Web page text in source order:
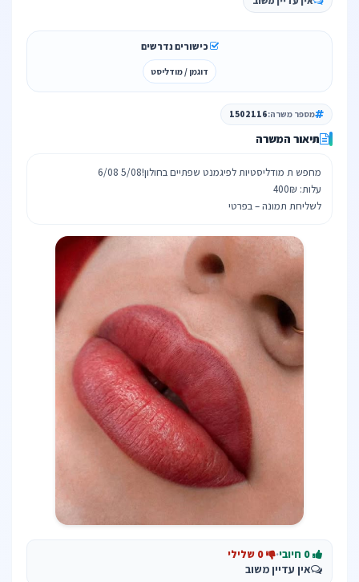
כישורים נדרשים
דוגמן / מודליסט
מספר משרה:1502116
תיאור המשרה
לשליחת תמונה – בפרטי
·
אין עדיין משוב